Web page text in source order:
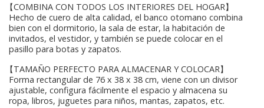
【COMBINA CON TODOS LOS INTERIORES DEL HOGAR】
Hecho de cuero de alta calidad, el banco otomano combina
bien con el dormitorio, la sala de estar, la habitación de
invitados, el vestidor, y también se puede colocar en el
pasillo para botas y zapatos.
【TAMAÑO PERFECTO PARA ALMACENAR Y COLOCAR】
Forma rectangular de 76 x 38 x 38 cm, viene con un divisor
ajustable, configura fácilmente el espacio y almacena su
ropa, libros, juguetes para niños, mantas, zapatos, etc.